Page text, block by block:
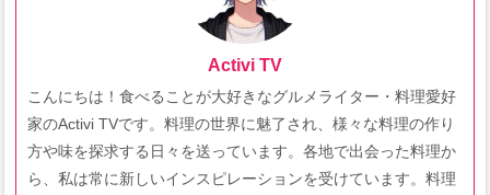
Activi TV
こんにちは！食べることが大好きなグルメライター・料理愛好
家のActivi TVです。料理の世界に魅了され、様々な料理の作り
方や味を探求する日々を送っています。各地で出会った料理か
ら、私は常に新しいインスピレーションを受けています。料理